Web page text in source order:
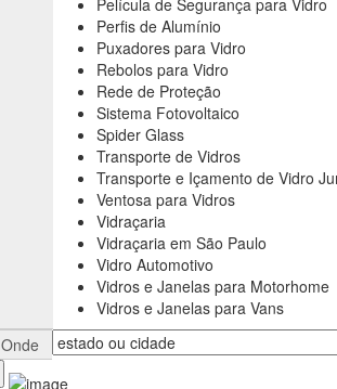
Película de Segurança para Vidro
Perfis de Alumínio
Puxadores para Vidro
Rebolos para Vidro
Rede de Proteção
Sistema Fotovoltaico
Spider Glass
Transporte de Vidros
Transporte e Içamento de Vidro
Ventosa para Vidros
Vidraçaria
Vidraçaria em São Paulo
Vidro Automotivo
Vidros e Janelas para Motorhome
Vidros e Janelas para Vans
Onde